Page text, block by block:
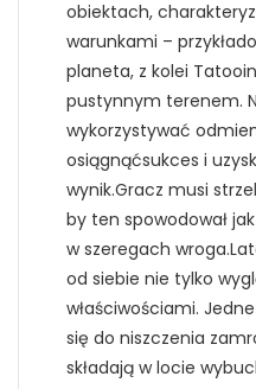
obiektach,
warunkami –
planeta, z kolei
pustynnym terenem.
wykorzystywać
osiągnąćsukces i
wynik.Gracz musi
by ten spowodował
w szeregach
od siebie nie tylko
właściwościami.
się do niszczenia
składają w locie